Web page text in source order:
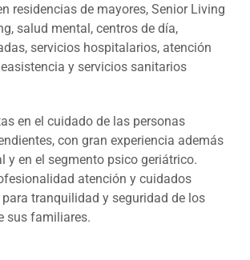
residencias de mayores, Senior Living
salud mental, centros de día,
servicios hospitalarios, atención
y servicios sanitarios
en el cuidado de las personas
con gran experiencia además
y en el segmento psico geriátrico.
atención y cuidados
tranquilidad y seguridad de los
sus familiares.